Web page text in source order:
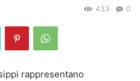
0
433
rappresentano